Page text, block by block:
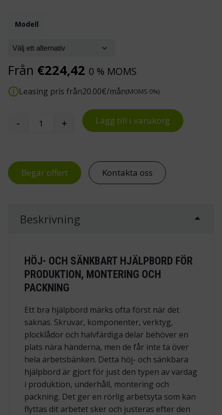
Modell
Från €224,42 0 % MOMS
Leasing pris från20.00€/mån(MOMS 0%)
Höj- och sänkbart hjälpbord mängd
- + Lägg till i varukorg
Begär offert Kontakta oss
Beskrivning
HÖJ- OCH SÄNKBART HJÄLPBORD FÖR
PRODUKTION, MONTERING OCH
PACKNING
Ett bra hjälpbord märks ofta först när det
saknas. Skruvar, komponenter, verktyg,
plocklådor och halvfärdiga delar behöver en
plats nära händerna, men de får inte ta över
hela arbetsbänken. Detta höj- och sänkbara
hjälpbord är gjort för just den typen av vardag
i produktion, underhåll, montering och
packning. Det ger en rörlig arbetsyta som kan
flyttas dit arbetet sker och justeras efter den